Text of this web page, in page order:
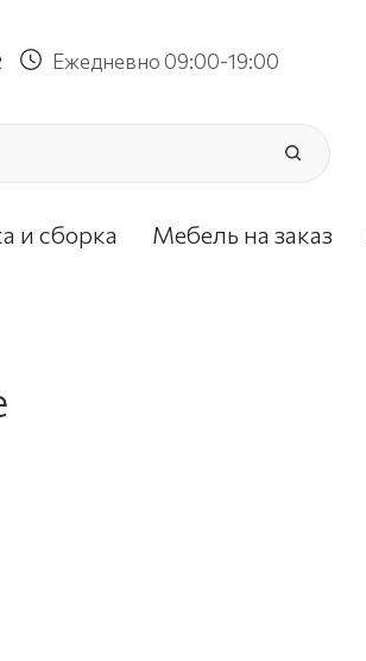
Ежедневно 09:00-19:00
и сборка Мебель на заказ